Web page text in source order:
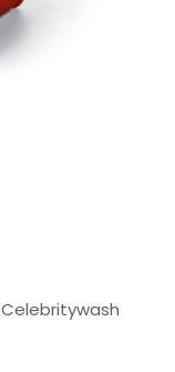
Celebritywash